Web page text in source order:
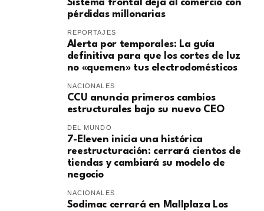
Sistema frontal deja al comercio con
pérdidas millonarias
REPORTAJES
Alerta por temporales: La guía
definitiva para que los cortes de luz
no «quemen» tus electrodomésticos
NACIONALES
CCU anuncia primeros cambios
estructurales bajo su nuevo CEO
DEL MUNDO
7-Eleven inicia una histórica
reestructuración: cerrará cientos de
tiendas y cambiará su modelo de
negocio
NACIONALES
Sodimac cerrará en Mallplaza Los